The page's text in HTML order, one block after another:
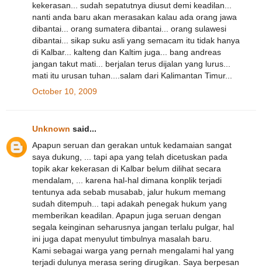
kekerasan... sudah sepatutnya diusut demi keadilan...
nanti anda baru akan merasakan kalau ada orang jawa
dibantai... orang sumatera dibantai... orang sulawesi
dibantai... sikap suku asli yang semacam itu tidak hanya
di Kalbar... kalteng dan Kaltim juga... bang andreas
jangan takut mati... berjalan terus dijalan yang lurus...
mati itu urusan tuhan....salam dari Kalimantan Timur...
October 10, 2009
Unknown said...
Apapun seruan dan gerakan untuk kedamaian sangat
saya dukung, ... tapi apa yang telah dicetuskan pada
topik akar kekerasan di Kalbar belum dilihat secara
mendalam, ... karena hal-hal dimana konplik terjadi
tentunya ada sebab musabab, jalur hukum memang
sudah ditempuh... tapi adakah penegak hukum yang
memberikan keadilan. Apapun juga seruan dengan
segala keinginan seharusnya jangan terlalu pulgar, hal
ini juga dapat menyulut timbulnya masalah baru.
Kami sebagai warga yang pernah mengalami hal yang
terjadi dulunya merasa sering dirugikan. Saya berpesan